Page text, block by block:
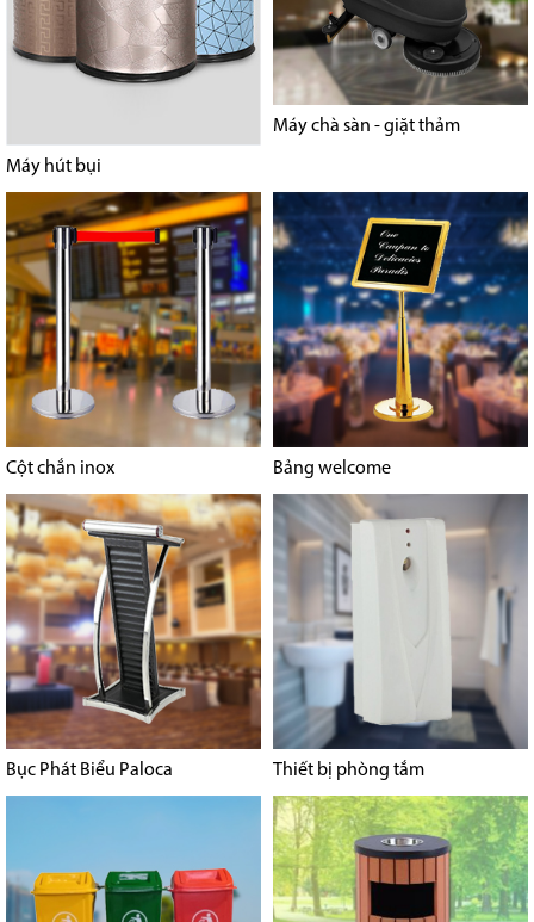
Máy hút bụi
Máy chà sàn - giặt thảm
Cột chắn inox Bảng welcome
Bục Phát Biểu Paloca Thiết bị phòng tắm